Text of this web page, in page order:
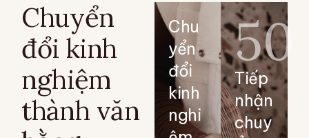
Chuyển
đổi kinh
nghiệm
thành văn
Chu
yển
đổi
kinh
nghi
50
Tiếp
nhận
chuy